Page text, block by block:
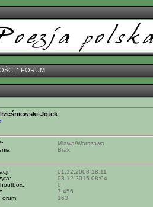
ˇ FORUM
Jotek
Mława/Warszawa
Brak
01.12.2008 18:11
03.12.2015 08:04
0
7,456
163